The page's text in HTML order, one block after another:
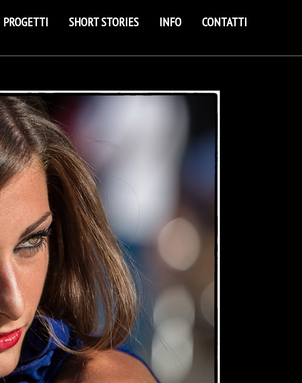
PROGETTI SHORT STORIES INFO CONTATTI